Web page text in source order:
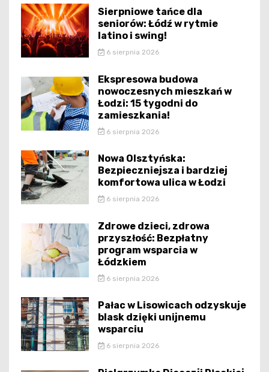
Sierpniowe tańce dla
seniorów: Łódź w rytmie
latino i swing!
6 sierpnia 2026
Ekspresowa budowa
nowoczesnych mieszkań w
Łodzi: 15 tygodni do
zamieszkania!
6 sierpnia 2026
Nowa Olsztyńska:
Bezpieczniejsza i bardziej
komfortowa ulica w Łodzi
6 sierpnia 2026
Zdrowe dzieci, zdrowa
przyszłość: Bezpłatny
program wsparcia w
Łódzkiem
6 sierpnia 2026
Pałac w Lisowicach odzyskuje
blask dzięki unijnemu
wsparciu
6 sierpnia 2026